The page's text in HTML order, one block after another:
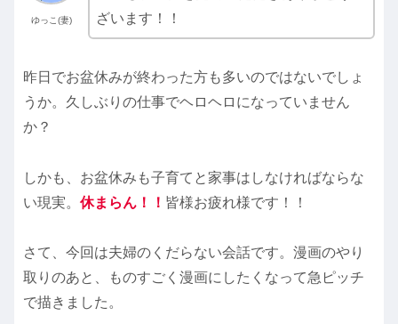
ゆっこ(妻)
ざいます！！
昨日でお盆休みが終わった方も多いのではないでしょ
うか。久しぶりの仕事でヘロヘロになっていません
か？
しかも、お盆休みも子育てと家事はしなければならな
い現実。 休まらん！！ 皆様お疲れ様です！！
さて、今回は夫婦のくだらない会話です。漫画のやり
取りのあと、ものすごく漫画にしたくなって急ピッチ
で描きました。